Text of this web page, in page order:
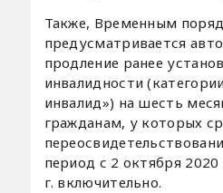
Также, Временным
предусматривается
продление ранее
инвалидности
инвалид») на шесть
гражданам, у которых
период с 2 октября 2020
г. включительно.